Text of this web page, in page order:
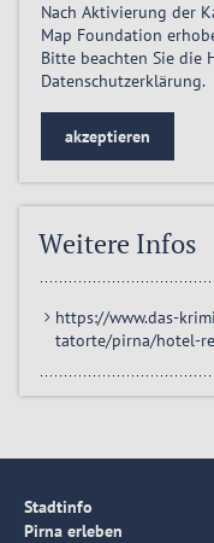
Nach Aktivierung der
Map Foundation
Bitte beachten Sie die
Datenschutzerklärung.
akzeptieren
Weitere Infos
https://www.das-
tatorte/pirna/hotel-
Stadtinfo
Pirna erleben